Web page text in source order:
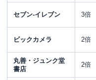
セブン‐イレブン 3倍
ビックカメラ 2倍
丸善・ジュンク堂
書店
2倍